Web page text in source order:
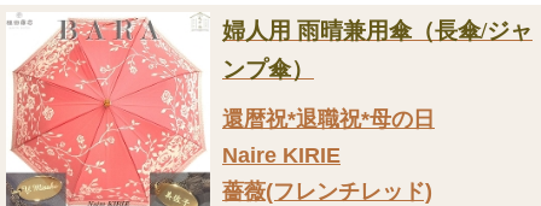
婦人用 雨晴兼用傘（長傘/ジャ
ンプ傘）
還暦祝*退職祝*母の日
Naire KIRIE
薔薇(フレンチレッド)